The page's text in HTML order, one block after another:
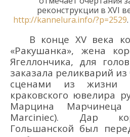
реконструкции в XVI
http://kannelura.info/?p=2529.
В конце XV века
«Ракушанка», жена
Ягеллончика, для
заказала реликварий из
сценами из жизни
краковского ювелира
Марцина Марчинеца
Marciniec). Дар
Гольшанской был